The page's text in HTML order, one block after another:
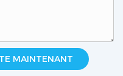
MAINTENANT